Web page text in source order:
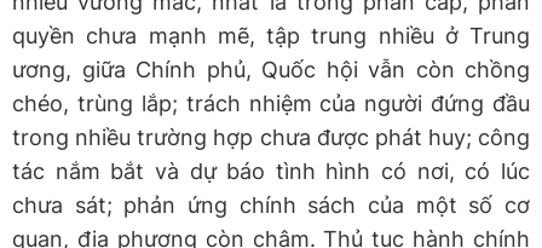
quyền chưa mạnh mẽ, tập trung nhiều ở Trung
ương, giữa Chính phủ, Quốc hội vẫn còn chồng
chéo, trùng lắp; trách nhiệm của người đứng đầu
trong nhiều trường hợp chưa được phát huy; công
tác nắm bắt và dự báo tình hình có nơi, có lúc
chưa sát; phản ứng chính sách của một số cơ
quan, địa phương còn chậm. Thủ tục hành chính